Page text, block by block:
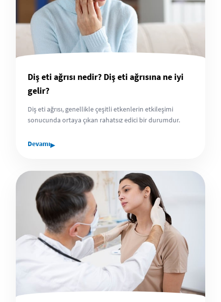
Diş eti ağrısı nedir? Diş eti ağrısına ne iyi
gelir?
Diş eti ağrısı, genellikle çeşitli etkenlerin etkileşimi
sonucunda ortaya çıkan rahatsız edici bir durumdur.
Devamı▸